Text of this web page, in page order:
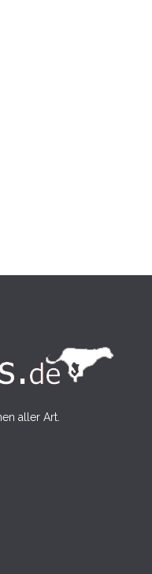
aller Art.